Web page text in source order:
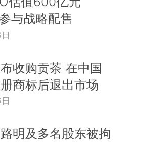
与战略配售
收购贡茶 在中国
商标后退出市场
路明及多名股东被拘